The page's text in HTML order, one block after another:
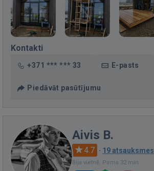
Kontakti
+371 *** *** 33 E-pasts
Piedāvāt pasūtījumu
Aivis B.
4.7 · 19 atsauksmes
Bija vietnē: Pirms 32 min.